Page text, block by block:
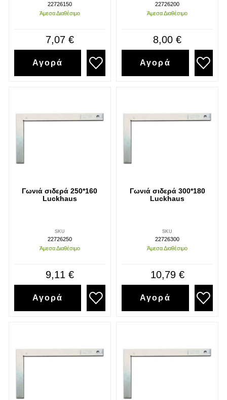
22726150
Άμεσα Διαθέσιμο
7,07 €
Αγορά
22726200
Άμεσα Διαθέσιμο
8,00 €
Αγορά
Γωνιά σιδερά 250*160
Luckhaus
SKU
22726250
Άμεσα Διαθέσιμο
9,11 €
Αγορά
Γωνιά σιδερά 300*180
Luckhaus
SKU
22726300
Άμεσα Διαθέσιμο
10,79 €
Αγορά